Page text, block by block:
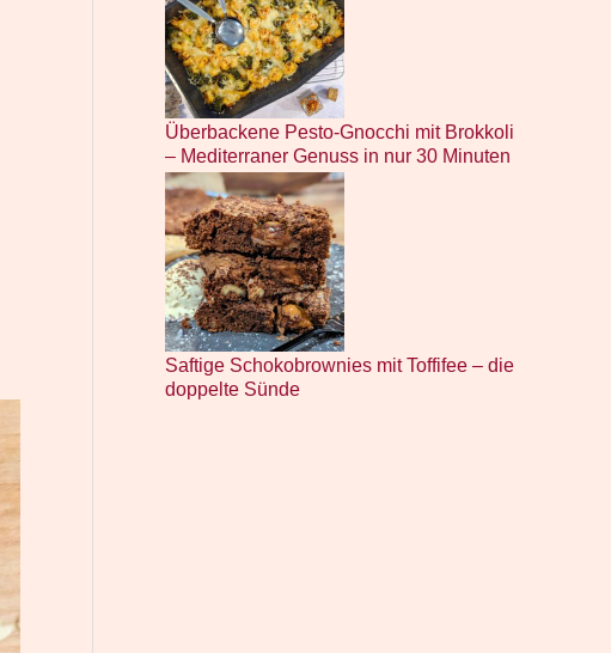
Überbackene Pesto-Gnocchi mit Brokkoli
– Mediterraner Genuss in nur 30 Minuten
Saftige Schokobrownies mit Toffifee – die
doppelte Sünde